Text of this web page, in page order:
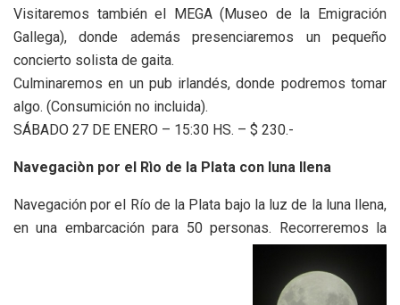
Visitaremos también el MEGA (Museo de la Emigración
Gallega), donde además presenciaremos un pequeño
concierto solista de gaita.
Culminaremos en un pub irlandés, donde podremos tomar
algo. (Consumición no incluida).
SÁBADO 27 DE ENERO – 15:30 HS. – $ 230.-
Navegaciòn por el Rìo de la Plata con luna llena
Navegación por el Río de la Plata bajo la luz de la luna llena,
en una embarcación para 50 personas. Recorreremos la